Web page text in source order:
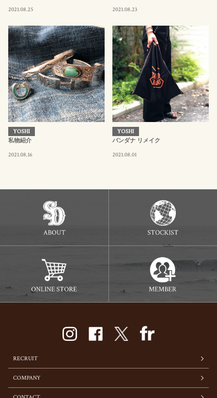
2021.08.25
2021.08.23
YOSHI
私物紹介
2021.08.16
YOSHI
バンダナ リメイク
2021.08.01
RECRUIT
COMPANY